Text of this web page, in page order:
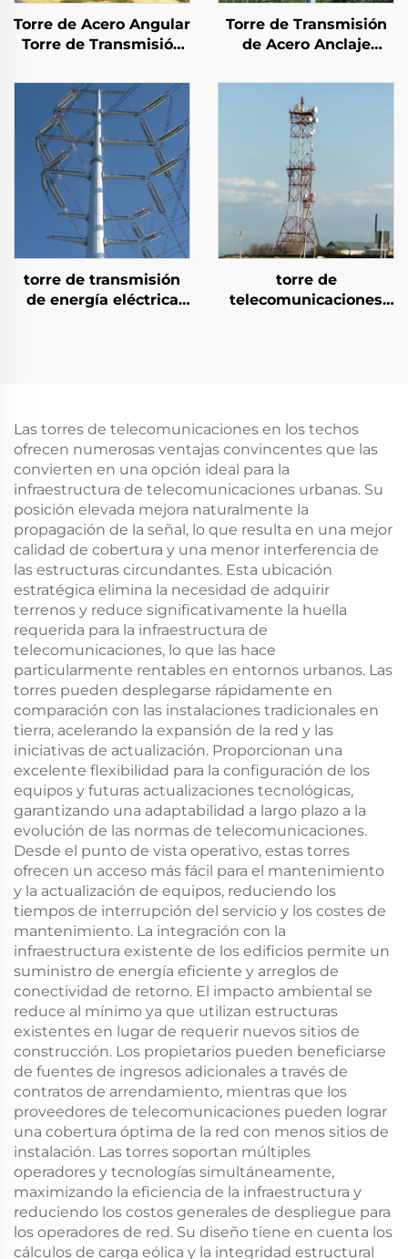
Torre de Acero Angular
Torre de Transmisión
Eléctrica de Acero de
Celosía de 5m-100m
de Altura
personalizada
Torre de Transmisión
de Acero Anclaje
Arrestador Eléctrico y
Electrónico Torre de
Energía
torre de transmisión
de energía eléctrica
torre de
telecomunicaciones
Las torres de telecomunicaciones en los techos
ofrecen numerosas ventajas convincentes que las
convierten en una opción ideal para la
infraestructura de telecomunicaciones urbanas. Su
posición elevada mejora naturalmente la
propagación de la señal, lo que resulta en una mejor
calidad de cobertura y una menor interferencia de
las estructuras circundantes. Esta ubicación
estratégica elimina la necesidad de adquirir
terrenos y reduce significativamente la huella
requerida para la infraestructura de
telecomunicaciones, lo que las hace
particularmente rentables en entornos urbanos. Las
torres pueden desplegarse rápidamente en
comparación con las instalaciones tradicionales en
tierra, acelerando la expansión de la red y las
iniciativas de actualización. Proporcionan una
excelente flexibilidad para la configuración de los
equipos y futuras actualizaciones tecnológicas,
garantizando una adaptabilidad a largo plazo a la
evolución de las normas de telecomunicaciones.
Desde el punto de vista operativo, estas torres
ofrecen un acceso más fácil para el mantenimiento
y la actualización de equipos, reduciendo los
tiempos de interrupción del servicio y los costes de
mantenimiento. La integración con la
infraestructura existente de los edificios permite un
suministro de energía eficiente y arreglos de
conectividad de retorno. El impacto ambiental se
reduce al mínimo ya que utilizan estructuras
existentes en lugar de requerir nuevos sitios de
construcción. Los propietarios pueden beneficiarse
de fuentes de ingresos adicionales a través de
contratos de arrendamiento, mientras que los
proveedores de telecomunicaciones pueden lograr
una cobertura óptima de la red con menos sitios de
instalación. Las torres soportan múltiples
operadores y tecnologías simultáneamente,
maximizando la eficiencia de la infraestructura y
reduciendo los costos generales de despliegue para
los operadores de red. Su diseño tiene en cuenta los
cálculos de carga eólica y la integridad estructural